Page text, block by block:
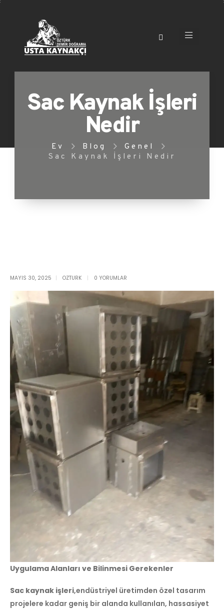
Sac Kaynak İşleri
Nedir
Ev Blog
Genel
Sac Kaynak İşleri Nedir
MAYIS 30, 2025 OZTURK 0 YORUMLAR
Uygulama Alanları ve Bilinmesi Gerekenler
Sac kaynak işleri,endüstriyel üretimden özel tasarım
projelere kadar geniş bir alanda kullanılan, hassasiyet